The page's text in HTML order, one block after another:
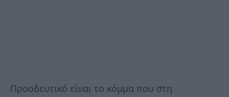
Προοδευτικό είναι το κόμμα που στη